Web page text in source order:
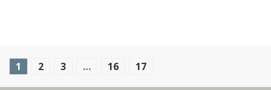
1 2 3 … 16 17